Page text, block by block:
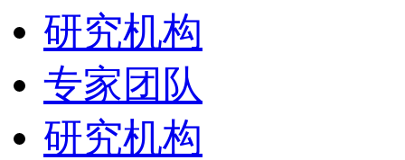
研究机构
专家团队
研究机构